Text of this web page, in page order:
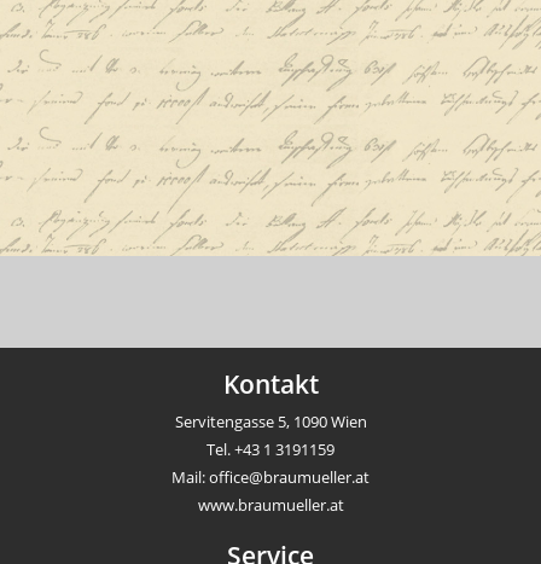
Kontakt
Servitengasse 5, 1090 Wien
Tel.+43 1 3191159
Mail:office@braumueller.at
www.braumueller.at
Service